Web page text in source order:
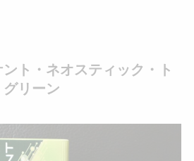
ント・ネオスティック・ト
グリーン